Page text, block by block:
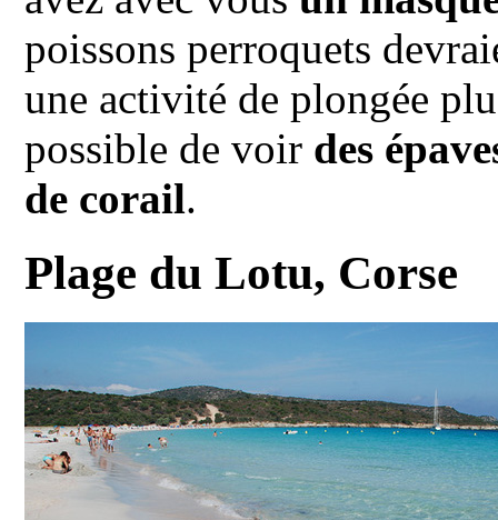
poissons perroquets
une activité de plongée
possible de voir des
de corail.
Plage du Lotu, Corse